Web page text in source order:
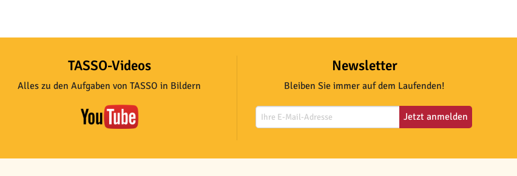
TASSO-Videos
Alles zu den Aufgaben von TASSO in Bildern
Newsletter
Bleiben Sie immer auf dem Laufenden!
Jetzt anmelden